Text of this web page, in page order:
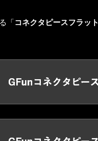
「 コネクタピースフラット